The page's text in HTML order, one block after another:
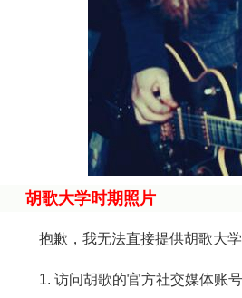
胡歌大学时期照片
抱歉，我无法直接提供胡歌大
1. 访问胡歌的官方社交媒体账